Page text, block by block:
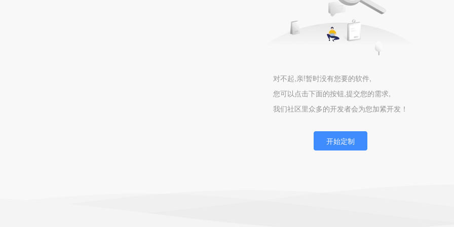
对不起,亲!暂时没有您要的软件,
您可以点击下面的按钮,提交您的需求,
我们社区里众多的开发者会为您加紧开发！
开始定制